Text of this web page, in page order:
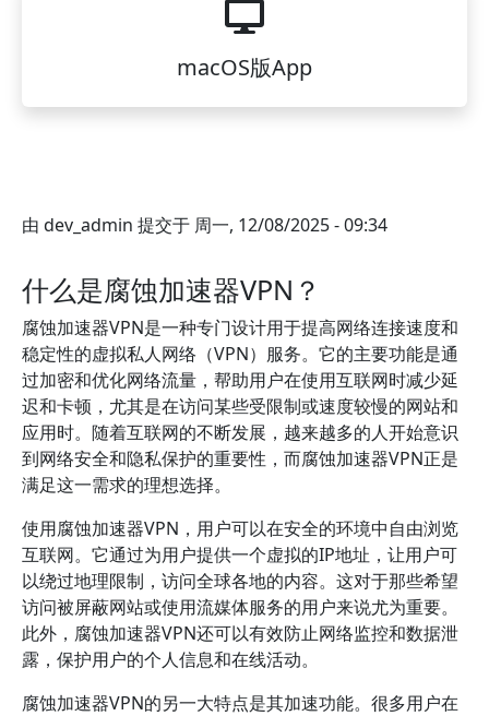
macOS版App
由 dev_admin 提交于 周一, 12/08/2025 - 09:34
什么是腐蚀加速器VPN？
腐蚀加速器VPN是一种专门设计用于提高网络连接速度和
稳定性的虚拟私人网络（VPN）服务。它的主要功能是通
过加密和优化网络流量，帮助用户在使用互联网时减少延
迟和卡顿，尤其是在访问某些受限制或速度较慢的网站和
应用时。随着互联网的不断发展，越来越多的人开始意识
到网络安全和隐私保护的重要性，而腐蚀加速器VPN正是
满足这一需求的理想选择。
使用腐蚀加速器VPN，用户可以在安全的环境中自由浏览
互联网。它通过为用户提供一个虚拟的IP地址，让用户可
以绕过地理限制，访问全球各地的内容。这对于那些希望
访问被屏蔽网站或使用流媒体服务的用户来说尤为重要。
此外，腐蚀加速器VPN还可以有效防止网络监控和数据泄
露，保护用户的个人信息和在线活动。
腐蚀加速器VPN的另一大特点是其加速功能。很多用户在